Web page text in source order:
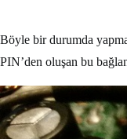
Böyle bir durumda
PIN’den oluşan bu